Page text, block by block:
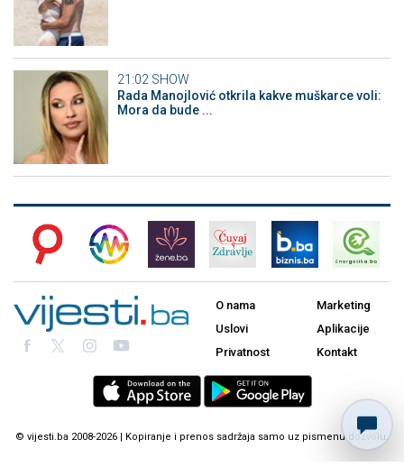
21:02 SHOW
Rada Manojlović otkrila kakve muškarce voli:
Mora da bude ...
O nama
Uslovi
Privatnost
Marketing
Aplikacije
Kontakt
© vijesti.ba 2008-2026 | Kopiranje i prenos sadržaja samo uz pismenu dozvolu.